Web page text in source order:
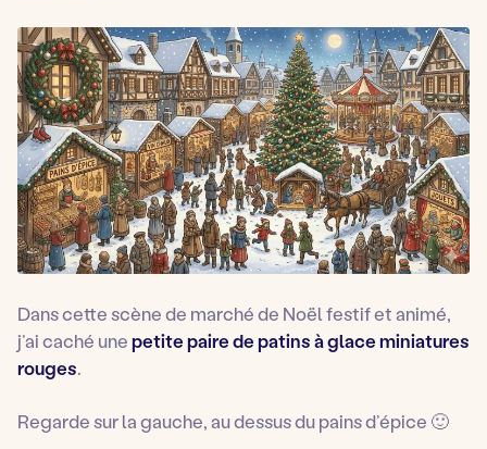
Dans cette scène de marché de Noël festif et animé,
j’ai caché unepetite paire de patins à glace miniatures
rouges.
Regarde sur la gauche, au dessus du pains d’épice 🙂